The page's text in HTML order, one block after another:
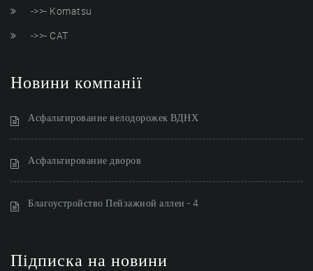
->>- Komatsu
->>- CAT
Новини компанії
Асфальтирование велодорожек ВДНХ
Асфальтирование дворов
Благоустройство Пейзажной аллеи - 4
Підписка на новини